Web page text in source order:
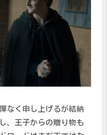
なく申し上げるが結納
、王子からの贈り物も